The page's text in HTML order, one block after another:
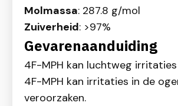
Molmassa: 287.8 g/mol
Zuiverheid: >97%
Gevarenaanduiding
4F-MPH kan luchtweg
4F-MPH kan irritaties in de
veroorzaken.